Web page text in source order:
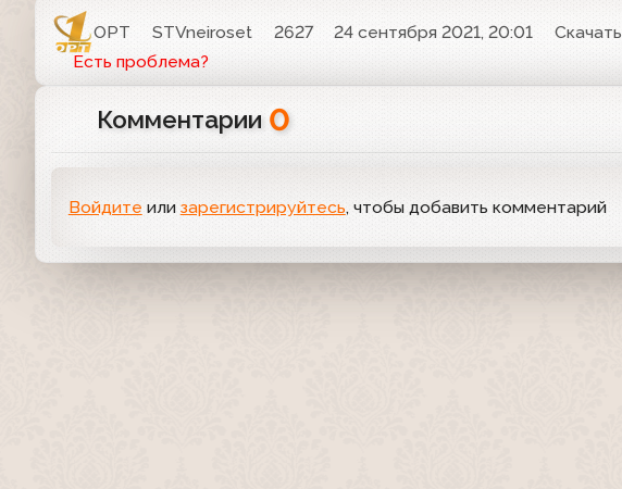
ОРТ STVneiroset 2627 24 сентября 2021, 20:01
Скачать
Есть проблема?
Комментарии 0
Войдите или зарегистрируйтесь, чтобы добавить комментарий